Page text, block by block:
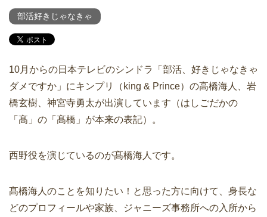
部活好きじゃなきゃ
10月からの日本テレビのシンドラ「部活、好きじゃなきゃ
ダメですか」にキンプリ（king & Prince）の高橋海人、岩
橋玄樹、神宮寺勇太が出演しています（はしごだかの
「髙」の「髙橋」が本来の表記）。
西野役を演じているのが髙橋海人です。
髙橋海人のことを知りたい！と思った方に向けて、身長な
どのプロフィールや家族、ジャニーズ事務所への入所から